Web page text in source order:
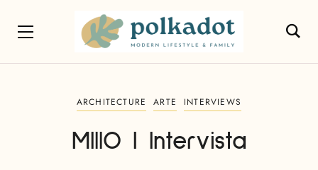
ARCHITECTURE ARTE INTERVIEWS
MIllO | Intervista